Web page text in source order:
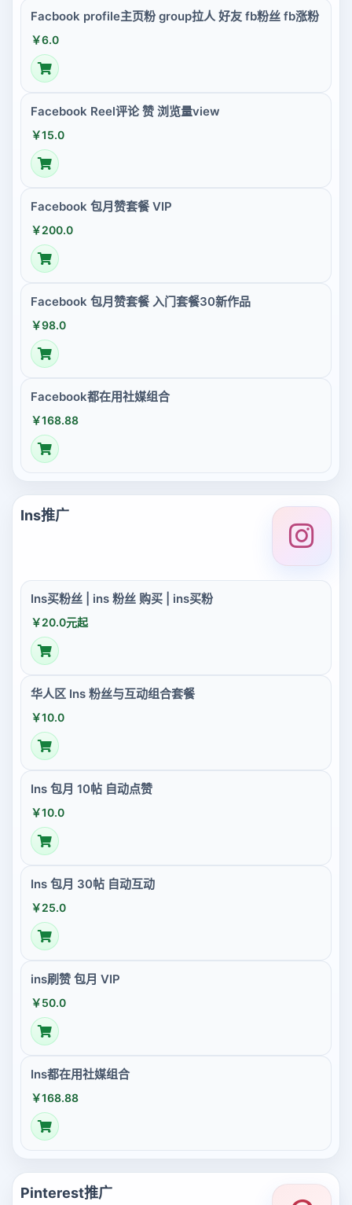
Facbook profile主页粉 group拉人 好友 fb粉丝 fb涨粉
￥6.0
Facebook Reel评论 赞 浏览量view
￥15.0
Facebook 包月赞套餐 VIP
￥200.0
Facebook 包月赞套餐 入门套餐30新作品
￥98.0
Facebook都在用社媒组合
￥168.88
Ins推广
Ins买粉丝 | ins 粉丝 购买 | ins买粉
￥20.0元起
华人区 Ins 粉丝与互动组合套餐
￥10.0
Ins 包月 10帖 自动点赞
￥10.0
Ins 包月 30帖 自动互动
￥25.0
ins刷赞 包月 VIP
￥50.0
Ins都在用社媒组合
￥168.88
Pinterest推广